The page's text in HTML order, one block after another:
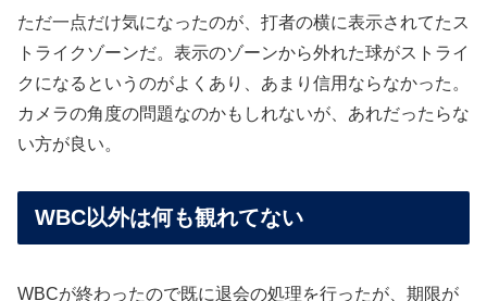
ただ一点だけ気になったのが、打者の横に表示されてたス
トライクゾーンだ。表示のゾーンから外れた球がストライ
クになるというのがよくあり、あまり信用ならなかった。
カメラの角度の問題なのかもしれないが、あれだったらな
い方が良い。
WBC以外は何も観れてない
WBCが終わったので既に退会の処理を行ったが、期限が